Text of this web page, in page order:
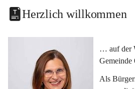
Herzlich willkommen
… auf der
Gemeinde
Als